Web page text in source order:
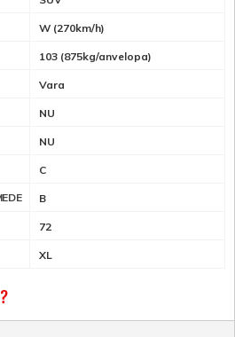
W (270km/h)
103 (875kg/anvelopa)
Vara
NU
NU
C
B
72
XL